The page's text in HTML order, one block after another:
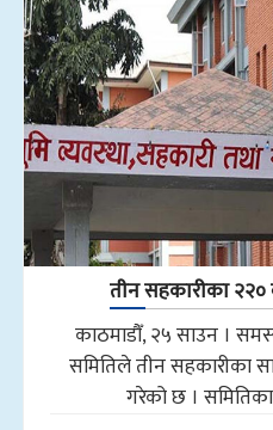
तीन सहकारीका
काठमाडौँ, २५ साउन ।
समितिले तीन सहकारीका
गरेको छ ।